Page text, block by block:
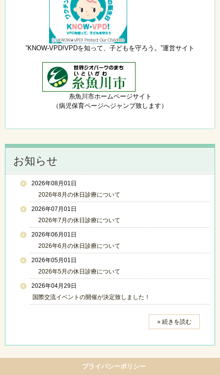
”KNOW-VPD!VPDを知って、子どもを守ろう。”運営サイト
糸魚川市ホームページサイト
（病児保育ページへジャンプ致します）
お知らせ
2026年08月01日
2026年8月の休日診療について
2026年07月01日
2026年7月の休日診療について
2026年06月01日
2026年6月の休日診療について
2026年05月01日
2026年5月の休日診療について
2026年04月29日
国際交流イベントの開催が決定致しました！
» 続きを読む
プライバシーポリシー